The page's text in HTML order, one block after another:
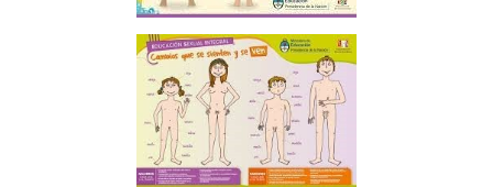
ramos8.jpg